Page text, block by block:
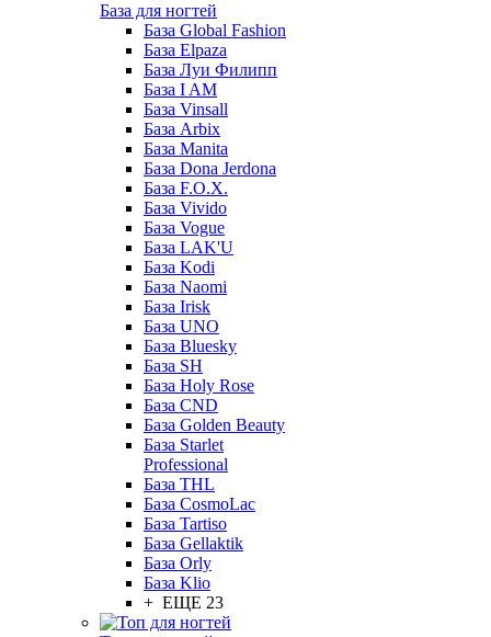
База для ногтей
База Global Fashion
База Elpaza
База Луи Филипп
База I AM
База Vinsall
База Arbix
База Manita
База Dona Jerdona
База F.O.X.
База Vivido
База Vogue
База LAK'U
База Kodi
База Naomi
База Irisk
База UNO
База Bluesky
База SH
База Holy Rose
База CND
База Golden Beauty
База Starlet
Professional
База THL
База CosmoLac
База Tartiso
База Gellaktik
База Orly
База Klio
+ ЕЩЕ 23